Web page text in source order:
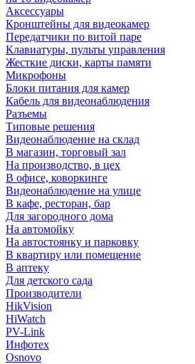
Аксессуары
Кронштейны для видеокамер
Передатчики по витой паре
Клавиатуры, пульты управления
Жесткие диски, карты памяти
Микрофоны
Блоки питания для камер
Кабель для видеонаблюдения
Разъемы
Типовые решения
Видеонаблюдение на склад
В магазин, торговый зал
На производство, в цех
В офисе, коворкинге
Видеонаблюдение на улице
В кафе, ресторан, бар
Для загородного дома
На автомойку
На автостоянку и парковку
В квартиру или помещение
В аптеку
Для детского сада
Производители
HikVision
HiWatch
PV-Link
Инфотех
Osnovo